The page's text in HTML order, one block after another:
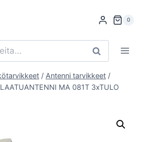
0
Haku
/ Antenni tarvikkeet /
MA 081T 3xTULO